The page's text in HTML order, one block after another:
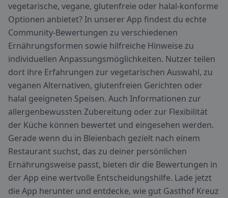
vegetarische, vegane, glutenfreie oder halal-konforme
Optionen anbietet? In unserer App findest du echte
Community-Bewertungen zu verschiedenen
Ernährungsformen sowie hilfreiche Hinweise zu
individuellen Anpassungsmöglichkeiten. Nutzer teilen
dort ihre Erfahrungen zur vegetarischen Auswahl, zu
veganen Alternativen, glutenfreien Gerichten oder
halal geeigneten Speisen. Auch Informationen zur
allergenbewussten Zubereitung oder zur Flexibilität
der Küche können bewertet und eingesehen werden.
Gerade wenn du in Bleienbach gezielt nach einem
Restaurant suchst, das zu deiner persönlichen
Ernährungsweise passt, bieten dir die Bewertungen in
der App eine wertvolle Entscheidungshilfe. Lade jetzt
die App herunter und entdecke, wie gut Gasthof Kreuz